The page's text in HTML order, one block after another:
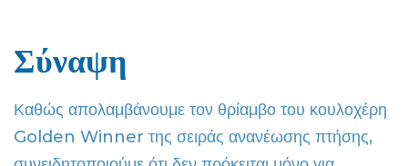
Σύναψη
Καθώς απολαμβάνουμε τον θρίαμβο του κουλοχέρη
Golden Winner της σειράς ανανέωσης πτήσης,